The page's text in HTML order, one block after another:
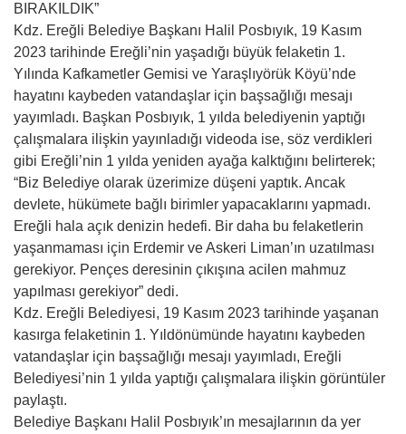
BIRAKILDIK”
Kdz. Ereğli Belediye Başkanı Halil Posbıyık, 19 Kasım
2023 tarihinde Ereğli’nin yaşadığı büyük felaketin 1.
Yılında Kafkametler Gemisi ve Yaraşlıyörük Köyü’nde
hayatını kaybeden vatandaşlar için başsağlığı mesajı
yayımladı. Başkan Posbıyık, 1 yılda belediyenin yaptığı
çalışmalara ilişkin yayınladığı videoda ise, söz verdikleri
gibi Ereğli’nin 1 yılda yeniden ayağa kalktığını belirterek;
“Biz Belediye olarak üzerimize düşeni yaptık. Ancak
devlete, hükümete bağlı birimler yapacaklarını yapmadı.
Ereğli hala açık denizin hedefi. Bir daha bu felaketlerin
yaşanmaması için Erdemir ve Askeri Liman’ın uzatılması
gerekiyor. Pençes deresinin çıkışına acilen mahmuz
yapılması gerekiyor” dedi.
Kdz. Ereğli Belediyesi, 19 Kasım 2023 tarihinde yaşanan
kasırga felaketinin 1. Yıldönümünde hayatını kaybeden
vatandaşlar için başsağlığı mesajı yayımladı, Ereğli
Belediyesi’nin 1 yılda yaptığı çalışmalara ilişkin görüntüler
paylaştı.
Belediye Başkanı Halil Posbıyık’ın mesajlarının da yer